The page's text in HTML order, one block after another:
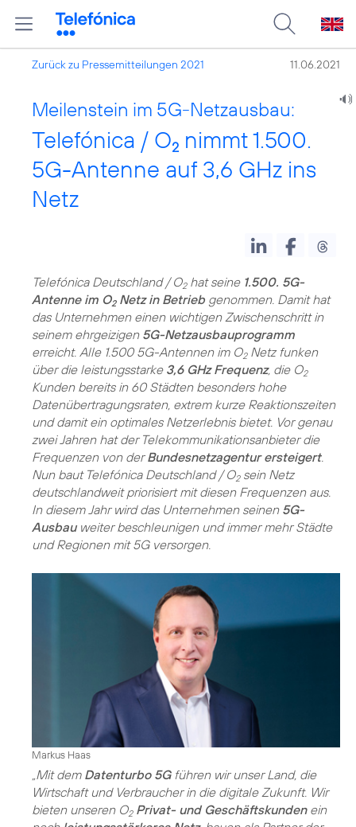
Zurück zu Pressemitteilungen 2021 11.06.2021
Meilenstein im 5G-Netzausbau:
Telefónica / O2 nimmt 1.500.
5G-Antenne auf 3,6 GHz ins
Netz
Telefónica Deutschland / O2hat seine 1.500. 5G-
Antenne im O2Netz in Betrieb genommen. Damit hat
das Unternehmen einen wichtigen Zwischenschritt in
seinem ehrgeizigen 5G-Netzausbauprogramm
erreicht. Alle 1.500 5G-Antennen im O2Netz funken
über die leistungsstarke 3,6 GHz Frequenz, die O2
Kunden bereits in 60 Städten besonders hohe
Datenübertragungsraten, extrem kurze Reaktionszeiten
und damit ein optimales Netzerlebnis bietet. Vor genau
zwei Jahren hat der Telekommunikationsanbieter die
Frequenzen von derBundesnetzagentur ersteigert.
Nun baut Telefónica Deutschland / O2sein Netz
deutschlandweit priorisiert mit diesen Frequenzen aus.
In diesem Jahr wird das Unternehmen seinen 5G-
Ausbauweiter beschleunigen und immer mehr Städte
und Regionen mit 5G versorgen.
Markus Haas
„Mit dem Datenturbo 5Gführen wir unser Land, die
Wirtschaft und Verbraucher in die digitale Zukunft. Wir
bieten unseren O2 Privat- und Geschäftskundenein